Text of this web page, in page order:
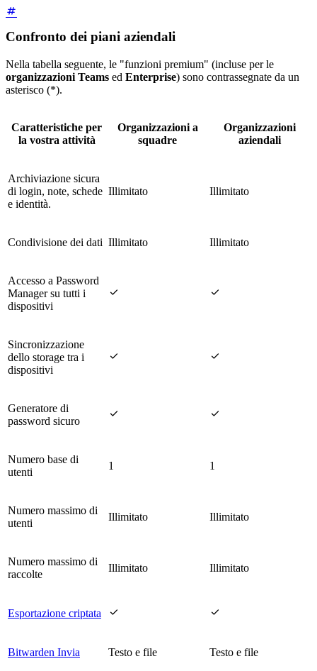
Confronto dei piani aziendali
Nella tabella seguente, le "funzioni premium" (incluse per le
organizzazioni Teams ed Enterprise) sono contrassegnate da un
asterisco (*).
Caratteristiche per
la vostra attività
Organizzazioni a
squadre
Organizzazioni
aziendali
Archiviazione sicura
di login, note, schede
e identità.
Illimitato Illimitato
Condivisione dei dati Illimitato Illimitato
Accesso a Password
Manager su tutti i
dispositivi
 
Sincronizzazione
dello storage tra i
dispositivi
 
Generatore di
password sicuro
 
Numero base di
utenti
1 1
Numero massimo di
utenti
Illimitato Illimitato
Numero massimo di
raccolte
Illimitato Illimitato
Esportazione criptata  
Bitwarden Invia Testo e file Testo e file